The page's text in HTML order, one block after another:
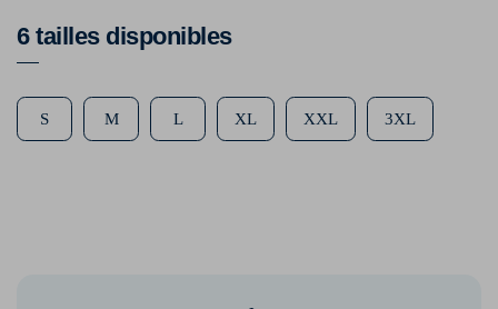
6 tailles disponibles
S M L XL XXL 3XL